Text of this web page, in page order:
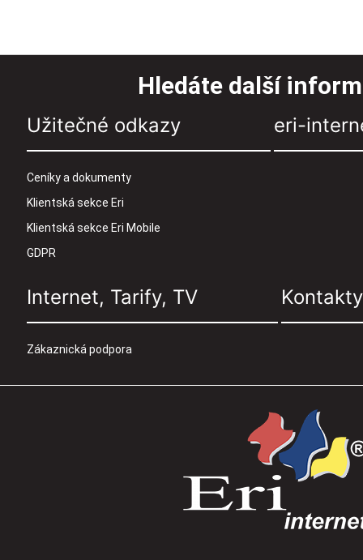
Hledáte další
Užitečné odkazy eri-
Ceníky a dokumenty
Klientská sekce Eri
Klientská sekce Eri Mobile
GDPR
Internet, Tarify, TV Kontakty
Zákaznická podpora